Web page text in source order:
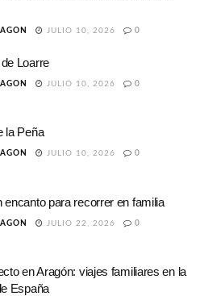
JULIO 10, 2026 0
Loarre
JULIO 10, 2026 0
la Peña
JULIO 10, 2026 0
encanto para recorrer en familia
JULIO 22, 2026 0
en Aragón: viajes familiares en la
España